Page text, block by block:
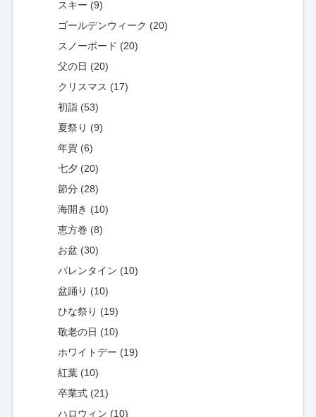
スキー (9)
ゴールデンウィーク (20)
スノーボード (20)
父の日 (20)
クリスマス (17)
初詣 (53)
夏祭り (9)
年賀 (6)
七夕 (20)
節分 (28)
海開き (10)
恵方巻 (8)
お盆 (30)
バレンタイン (10)
盆踊り (10)
ひな祭り (19)
敬老の日 (10)
ホワイトデー (19)
紅葉 (10)
卒業式 (21)
ハロウィン (10)